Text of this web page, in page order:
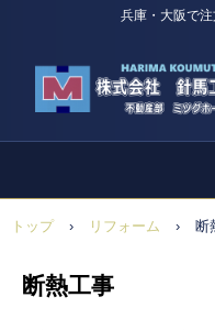
兵庫・大阪で
トップ › リフォーム › 断
断熱工事